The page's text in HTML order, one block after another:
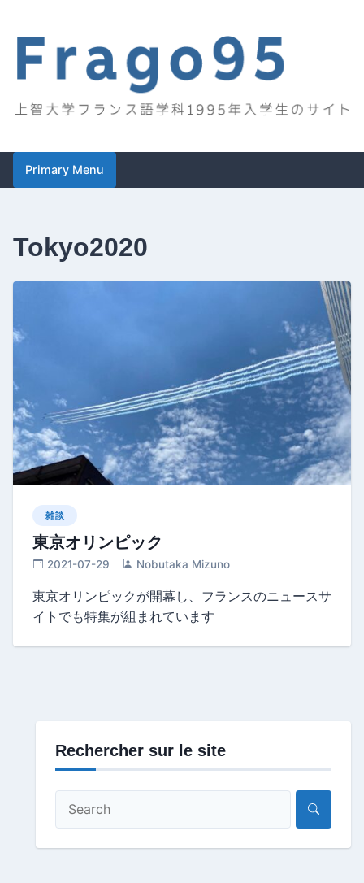
content
Frago95
Primary Menu
Tokyo2020
雑談
東京オリンピック
2021-07-29 Nobutaka Mizuno
東京オリンピックが開幕し、フランスのニュースサ
イトでも特集が組まれています
Rechercher sur le site